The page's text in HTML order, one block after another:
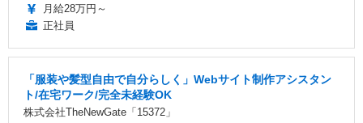
月給28万円～
正社員
「服装や髪型自由で自分らしく」Webサイト制作アシスタン
ト/在宅ワーク/完全未経験OK
株式会社TheNewGate「15372」